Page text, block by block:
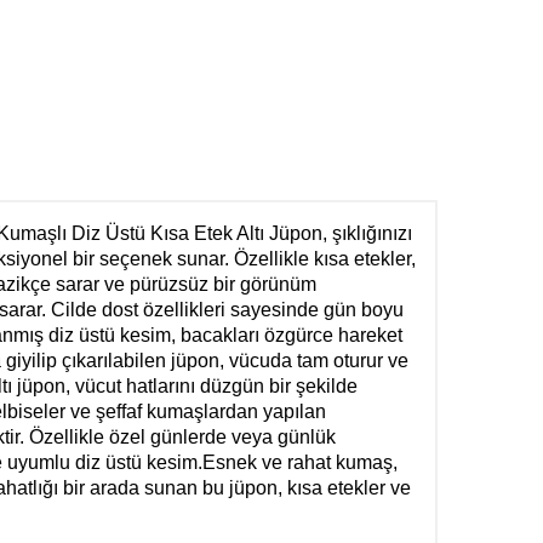
Diz Üstü Kısa Etek Altı Jüpon, şıklığınızı
bir seçenek sunar. Özellikle kısa etekler,
sarar ve pürüzsüz bir görünüm
Cilde dost özellikleri sayesinde gün boyu
diz üstü kesim, bacakları özgürce hareket
çıkarılabilen jüpon, vücuda tam oturur ve
jüpon, vücut hatlarını düzgün bir şekilde
ve şeffaf kumaşlardan yapılan
Özellikle özel günlerde veya günlük
diz üstü kesim.Esnek ve rahat kumaş,
bir arada sunan bu jüpon, kısa etekler ve